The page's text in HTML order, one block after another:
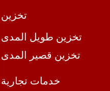
تخزين
تخزين طويل المدى
تخزين قصير المدى
خدمات تجارية